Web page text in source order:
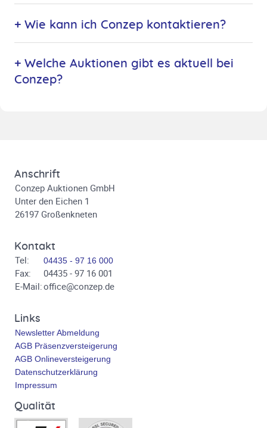
+ Wie kann ich Conzep kontaktieren?
+ Welche Auktionen gibt es aktuell bei
Conzep?
Anschrift
Conzep Auktionen GmbH
Unter den Eichen 1
26197 Großenkneten
Kontakt
Tel: 04435 - 97 16 000
Fax:
04435 - 97 16 001
E-Mail:office@conzep.de
Links
Newsletter Abmeldung
AGB Präsenzversteigerung
AGB Onlineversteigerung
Datenschutzerklärung
Impressum
Qualität